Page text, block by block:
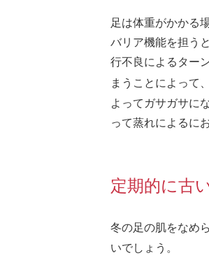
足は体重がかかる
バリア機能を担う
行不良によるター
まうことによって
よってガサガサに
って蒸れによるに
定期的に古
冬の足の肌をなめ
いでしょう。